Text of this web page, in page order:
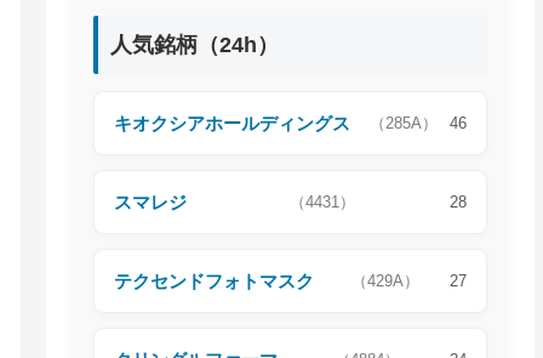
人気銘柄（24h）
キオクシアホールディングス （285A） 46
スマレジ （4431） 28
テクセンドフォトマスク （429A） 27